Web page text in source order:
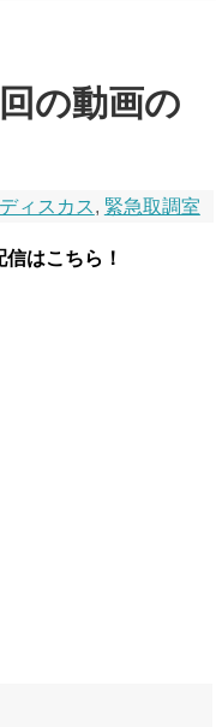
の動画の
ィスカス, 緊急取調室
はこちら！